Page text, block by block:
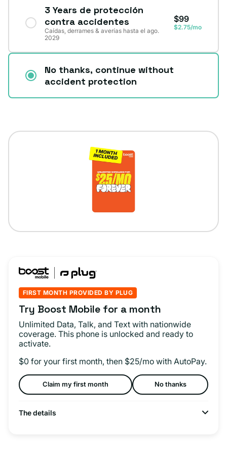
3 Years de protección
contra accidentes
Caídas, derrames & averías hasta el ago.
2029
$99
$2.75/mo
No thanks, continue without
accident protection
FIRST MONTH PROVIDED BY PLUG
Try Boost Mobile for a month
Unlimited Data, Talk, and Text with nationwide
coverage. This phone is unlocked and ready to
activate.
$0 for your first month, then $25/mo with AutoPay.
Claim my first month No thanks
The details